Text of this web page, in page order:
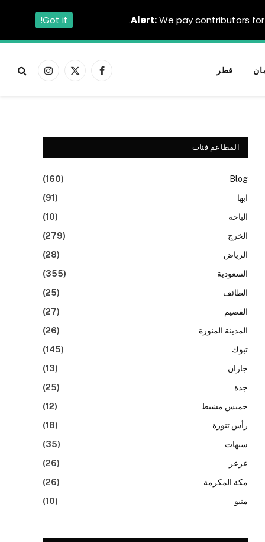
قطر
فيسبوكX
الانستغرام
المطاعم فئات
Blog
(160)
ابها
(91)
الباحة
(10)
الخرج
(279)
الرياض
(28)
السعودية
(355)
الطائف
(25)
القصيم
(27)
المدينة المنورة
(26)
تبوك
(145)
جازان
(13)
جدة
(25)
خميس مشيط
(12)
رأس تنورة
(18)
سيهات
(35)
عرعر
(26)
مكة المكرمة
(26)
منيو
(10)
Alert:We pay contributors for
Got it!